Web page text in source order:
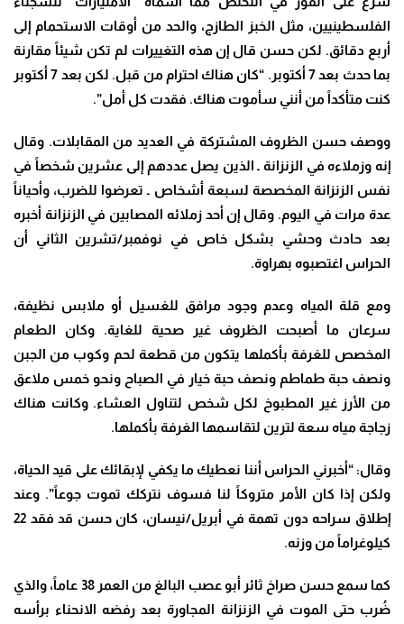
الفلسطينيين، مثل الخبز الطازج، والحد من أوقات الاستحمام إلى
أربع دقائق. لكن حسن قال إن هذه التغييرات لم تكن شيئاً مقارنة
بما حدث بعد 7 أكتوبر. “كان هناك احترام من قبل. لكن بعد 7 أكتوبر
كنت متأكداً من أنني سأموت هناك. فقدت كل أمل”.
ووصف حسن الظروف المشتركة في العديد من المقابلات. وقال
إنه وزملاءه في الزنزانة ـ الذين يصل عددهم إلى عشرين شخصاً في
نفس الزنزانة المخصصة لسبعة أشخاص ـ تعرضوا للضرب، وأحياناً
عدة مرات في اليوم. وقال إن أحد زملائه المصابين في الزنزانة أخبره
بعد حادث وحشي بشكل خاص في نوفمبر/تشرين الثاني أن
الحراس اغتصبوه بهراوة.
ومع قلة المياه وعدم وجود مرافق للغسيل أو ملابس نظيفة،
سرعان ما أصبحت الظروف غير صحية للغاية. وكان الطعام
المخصص للغرفة بأكملها يتكون من قطعة لحم وكوب من الجبن
ونصف حبة طماطم ونصف حبة خيار في الصباح ونحو خمس ملاعق
من الأرز غير المطبوخ لكل شخص لتناول العشاء. وكانت هناك
زجاجة مياه سعة لترين لتقاسمها الغرفة بأكملها.
وقال: “أخبرني الحراس أننا نعطيك ما يكفي لإبقائك على قيد الحياة،
ولكن إذا كان الأمر متروكاً لنا فسوف نتركك تموت جوعاً”. وعند
إطلاق سراحه دون تهمة في أبريل/نيسان، كان حسن قد فقد 22
كيلوغراماً من وزنه.
كما سمع حسن صراخ ثائر أبو عصب البالغ من العمر 38 عاماً، والذي
ضُرب حتى الموت في الزنزانة المجاورة بعد رفضه الانحناء برأسه